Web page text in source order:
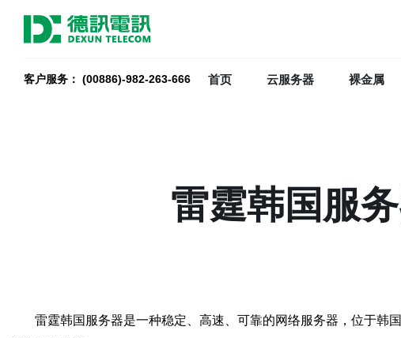
客户服务： (00886)-982-263-666 首页 云服务器 裸金属
雷霆韩国服
雷霆韩国服务器是一种稳定、高速、可靠的网络服务器，位于韩